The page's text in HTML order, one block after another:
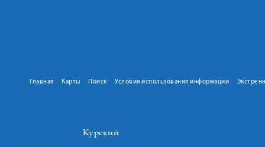
Главная Карты Поиск Условия использования информации
Курский